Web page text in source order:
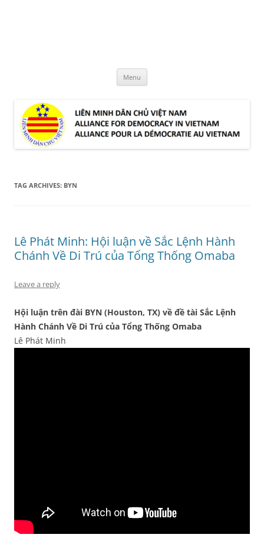
Menu
TAG ARCHIVES: BYN
Lê Phát Minh: Hội luận về Sắc Lệnh Hành
Chánh Về Di Trú của Tổng Thống Omaba
Leave a reply
Hội luận trên đài BYN (Houston, TX) về đề tài Sắc Lệnh
Hành Chánh Về Di Trú của Tổng Thống Omaba
Lê Phát Minh